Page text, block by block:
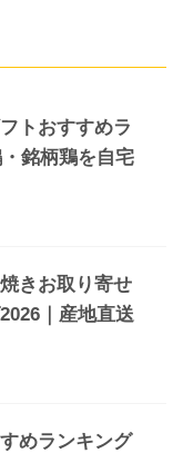
トおすすめラ
銘柄鶏を自宅
きお取り寄せ
｜産地直送
めランキング